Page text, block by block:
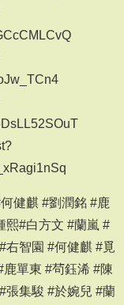
健麒 #劉潤銘 #鹿
熙#白方文 #蘭嵐 #
右智園 #何健麒 #覓
單東 #茍鈺浠 #陳
張集駿 #於婉兒 #蘭